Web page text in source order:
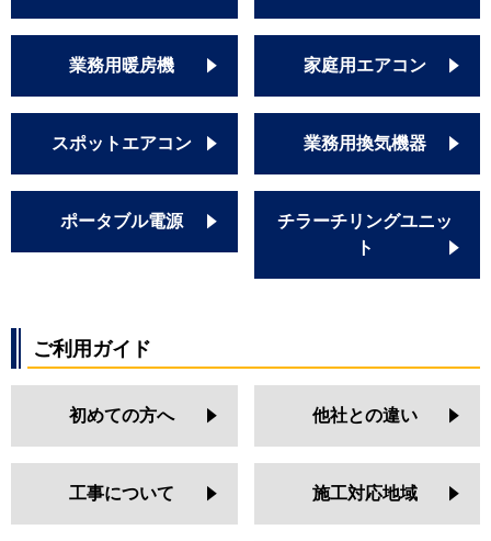
業務用暖房機 家庭用エアコン
スポットエアコン 業務用換気機器
ポータブル電源
チラーチリングユニッ
ト
ご利用ガイド
初めての方へ 他社との違い
工事について 施工対応地域